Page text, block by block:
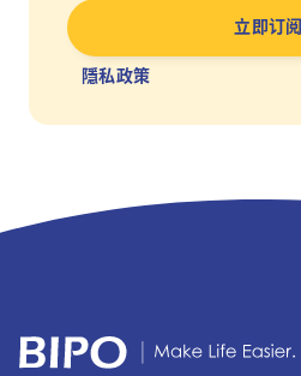
隱私政策